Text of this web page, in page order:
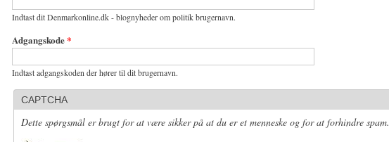
Indtast dit Denmarkonline.dk - blognyheder om politik brugernavn.
Adgangskode*
Indtast adgangskoden der hører til dit brugernavn.
CAPTCHA
Dette spørgsmål er brugt for at være sikker på at du er et menneske og for at forhindre spam.